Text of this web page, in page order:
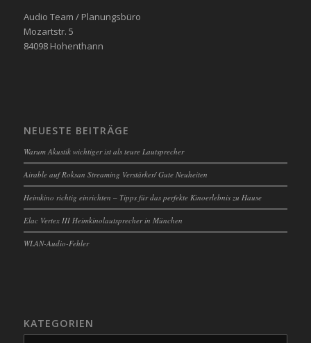
Audio Team / Planungsbüro
Mozartstr. 5
84098 Hohenthann
NEUESTE BEITRÄGE
Warum Akustik wichtiger ist als teure Lautsprecher
Airable auf Roksan Streaming Verstärker/ Gute Neuheiten
Heimkino richtig einrichten – Tipps für das perfekte Kinoerlebnis zu Hause
Elac Vertex III Heimkinolautsprecher in München
WLAN-Audio-Fehler
KATEGORIEN